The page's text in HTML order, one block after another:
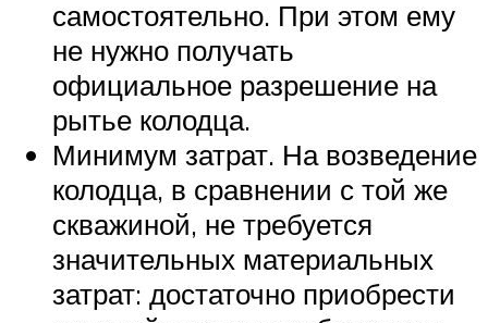
самостоятельно. При этом ему
не нужно получать
официальное разрешение на
рытье колодца.
Минимум затрат. На возведение
колодца, в сравнении с той же
скважиной, не требуется
значительных материальных
затрат: достаточно приобрести